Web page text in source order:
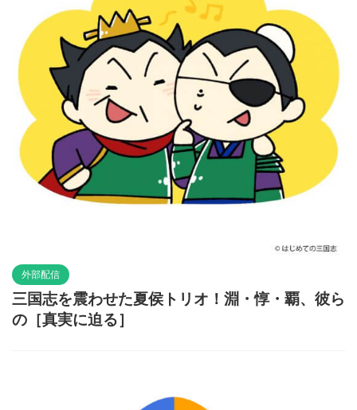
外部配信
三国志を震わせた夏侯トリオ！淵・惇・覇、彼ら
の［真実に迫る］